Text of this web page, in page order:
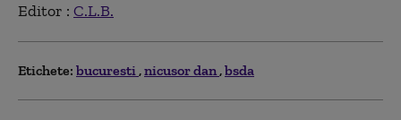
Editor : C.L.B.
Etichete: bucuresti nicusor dan bsda